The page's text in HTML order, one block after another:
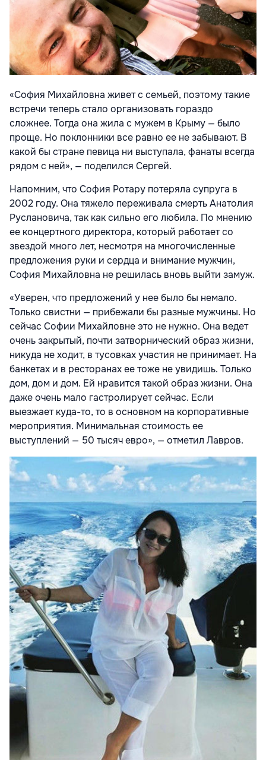
«София Михайловна живет с семьей, поэтому такие
встречи теперь стало организовать гораздо
сложнее. Тогда она жила с мужем в Крыму — было
проще. Но поклонники все равно ее не забывают. В
какой бы стране певица ни выступала, фанаты всегда
рядом с ней», — поделился Сергей.
Напомним, что София Ротару потеряла супруга в
2002 году. Она тяжело переживала смерть Анатолия
Руслановича, так как сильно его любила. По мнению
ее концертного директора, который работает со
звездой много лет, несмотря на многочисленные
предложения руки и сердца и внимание мужчин,
София Михайловна не решилась вновь выйти замуж.
«Уверен, что предложений у нее было бы немало.
Только свистни — прибежали бы разные мужчины. Но
сейчас Софии Михайловне это не нужно. Она ведет
очень закрытый, почти затворнический образ жизни,
никуда не ходит, в тусовках участия не принимает. На
банкетах и в ресторанах ее тоже не увидишь. Только
дом, дом и дом. Ей нравится такой образ жизни. Она
даже очень мало гастролирует сейчас. Если
выезжает куда-то, то в основном на корпоративные
мероприятия. Минимальная стоимость ее
выступлений — 50 тысяч евро», — отметил Лавров.